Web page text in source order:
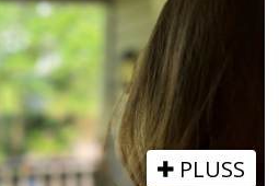
PLUSS